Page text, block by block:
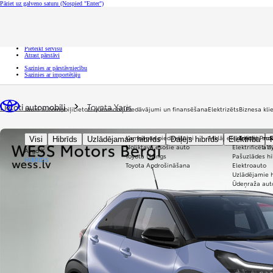
Pāriet uz galveno saturu (Nospied "Enter")
Pieteikt servisu
Atrast pārstāvi
Sazinies ar pārstāvniecību
Sazinies ar importētāju
Jauni automobiļi
Visi Hibrīds Uzlādējamais hibrīds Daļējs hibrīds Elektrība
Aygo X
HIBRĪDS
Lietoti automobiļiPiedāvājumi un finansēšana
Kampaņas piedāvājumi
Noliktavā esošie auto
Toyota Līzings
Toyota Apdrošināšana
Elektrizēts
Atklāj elektrificēti
Elektrificēti
Pašuzlādes
Elektroauto
Uzlādējamie
Ūdeņraža
Biznesa
Toyota
Lietoti automobiļi Toyota Yaris